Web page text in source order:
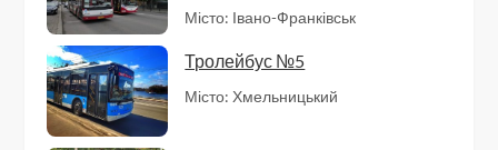
Місто: Івано-Франківськ
Тролейбус №5
Місто: Хмельницький